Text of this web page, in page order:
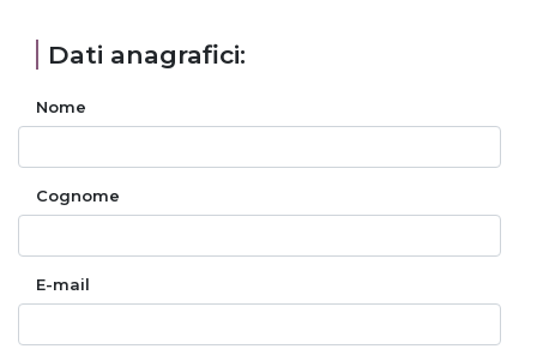
Dati anagrafici:
Nome
Cognome
E-mail